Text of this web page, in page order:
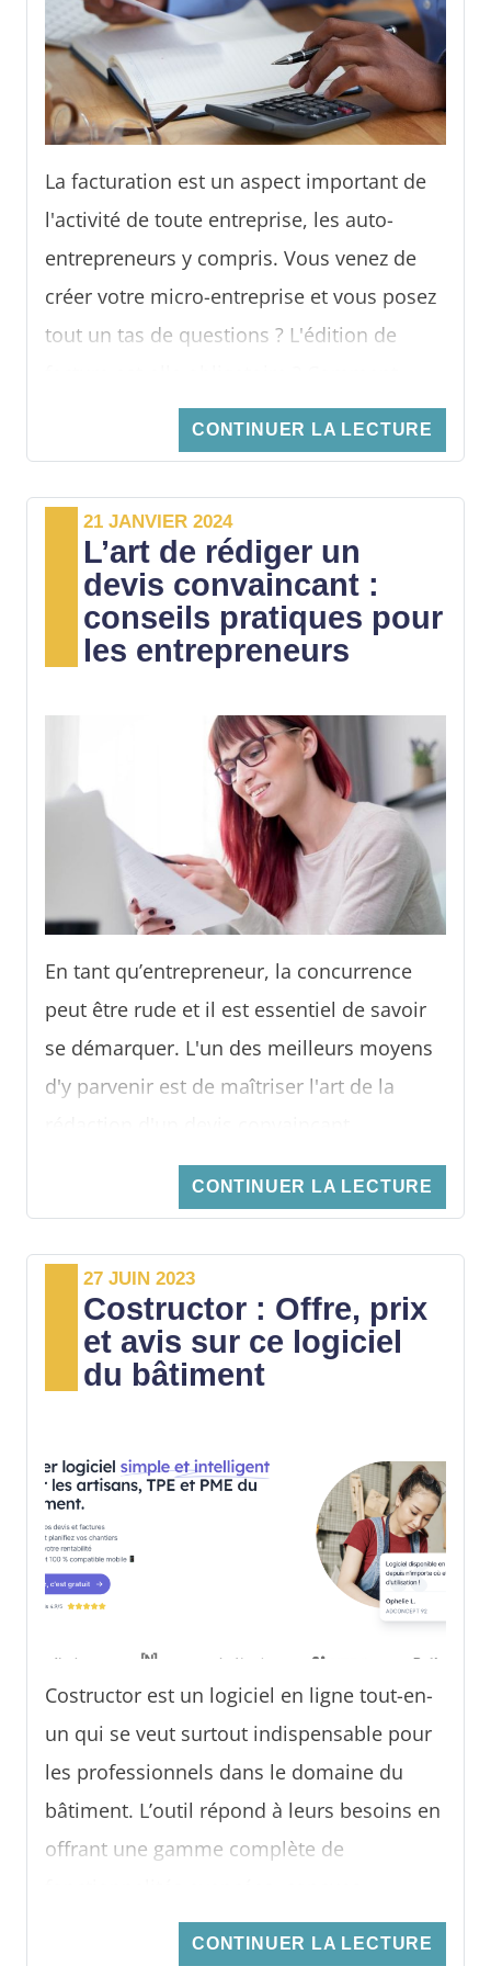
Découvrez ici toute son utilité !
La facturation est un aspect important de
l'activité de toute entreprise, les auto-
entrepreneurs y compris. Vous venez de
créer votre micro-entreprise et vous posez
tout un tas de questions ? L'édition de
rédiger une facture en bonne et due forme
? Quelles sont les règles applicables à la
entrepreneur ? Cet article vous dit
absolument tout sur la facturation en
micro-entreprise !
CONTINUER LA LECTURE
21 JANVIER 2024
L’art de rédiger un
devis convaincant :
conseils pratiques pour
les entrepreneurs
En tant qu’entrepreneur, la concurrence
peut être rude et il est essentiel de savoir
se démarquer. L'un des meilleurs moyens
d'y parvenir est de maîtriser l'art de la
Dans cet article, nous aborderons les
étapes à suivre pour rédiger un devis qui
persuade vos prospects de faire appel à
vos services, ainsi que quelques conseils
pratiques pour les entrepreneurs.
CONTINUER LA LECTURE
27 JUIN 2023
Costructor : Offre, prix
et avis sur ce logiciel
du bâtiment
Costructor est un logiciel en ligne tout-en-
un qui se veut surtout indispensable pour
les professionnels dans le domaine du
bâtiment. L’outil répond à leurs besoins en
offrant une gamme complète de
spécifiquement pour faciliter la création de
CONTINUER LA LECTURE